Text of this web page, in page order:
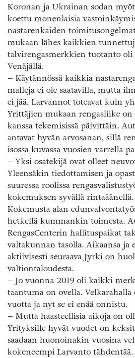
Koronan ja Ukrainan sodan
koettu monenlaisia
nastarenkaiden
mukaan lähes kaikkien
talvirengasmerkkien tuotanto oli
Venäjällä.
– Käytännössä kaikkia
malleja ei ole saatavilla, mutta
ei jää, Larvannot toteavat kuin
Yrittäjien mukaan rengasliike
kanssa tekemisissä päivittäin.
antavat hyvän arvosanan, sillä
isossa kuvassa vuosien varrella
– Yksi osatekijä ovat olleet
Yleensäkin tiedottamisen ja
suuressa roolissa
kokemuksen syvällä rintaäänellä.
Kokemusta alan
hetkellä kummankin toimesta.
RengasCenterin hallituspaikat
valtakunnan tasolla. Aikaansa ja
aktiivisesti seuraava Jyrki on
valtiontaloudesta.
– Jo vuonna 2019 oli kaikki
taantuma on ovella.
vuotta ja nyt se ei enää onnistu.
– Mutta haasteellisia aikoja on
Yrityksille hyvät vuodet on
saadaan huonoinakin vuosina
kokeneempi Larvanto tähdentää.